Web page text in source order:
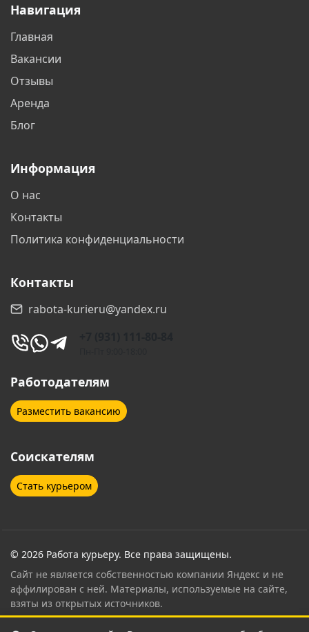
Владимир
Геленджик
Долгопрудный
Екатеринбург
Железногорск
Зеленоград Иваново
Ивантеевка Ижевск
Иркутск
Навигация
Главная
Вакансии
Отзывы
Аренда
Блог
Информация
О нас
Контакты
Политика конфиденциальности
Контакты
rabota-kurieru@yandex.ru
Работодателям
Разместить вакансию
Соискателям
Стать курьером
© 2026 Работа курьеру. Все права защищены.
Сайт не является собственностью компании Яндекс и не
аффилирован с ней. Материалы, используемые на сайте,
взяты из открытых источников.